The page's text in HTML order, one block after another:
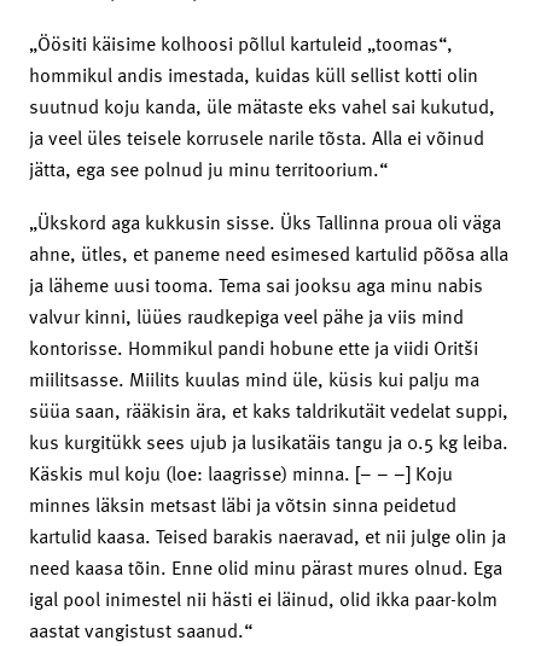
„Öösiti käisime kolhoosi põllul kartuleid „toomas“,
hommikul andis imestada, kuidas küll sellist kotti olin
suutnud koju kanda, üle mätaste eks vahel sai kukutud,
ja veel üles teisele korrusele narile tõsta. Alla ei võinud
jätta, ega see polnud ju minu territoorium.“
„Ükskord aga kukkusin sisse. Üks Tallinna proua oli väga
ahne, ütles, et paneme need esimesed kartulid põõsa alla
ja läheme uusi tooma. Tema sai jooksu aga minu nabis
valvur kinni, lüües raudkepiga veel pähe ja viis mind
kontorisse. Hommikul pandi hobune ette ja viidi Oritši
miilitsasse. Miilits kuulas mind üle, küsis kui palju ma
süüa saan, rääkisin ära, et kaks taldrikutäit vedelat suppi,
kus kurgitükk sees ujub ja lusikatäis tangu ja 0.5 kg leiba.
Käskis mul koju (loe: laagrisse) minna. [– – –] Koju
minnes läksin metsast läbi ja võtsin sinna peidetud
kartulid kaasa. Teised barakis naeravad, et nii julge olin ja
need kaasa tõin. Enne olid minu pärast mures olnud. Ega
igal pool inimestel nii hästi ei läinud, olid ikka paar-kolm
aastat vangistust saanud.“